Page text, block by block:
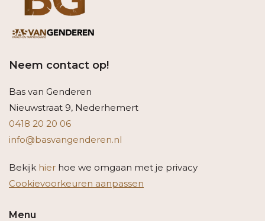
Neem contact op!
Bas van Genderen
Nieuwstraat 9, Nederhemert
0418 20 20 06
info@basvangenderen.nl
Bekijk hier hoe we omgaan met je privacy
Cookievoorkeuren aanpassen
Menu